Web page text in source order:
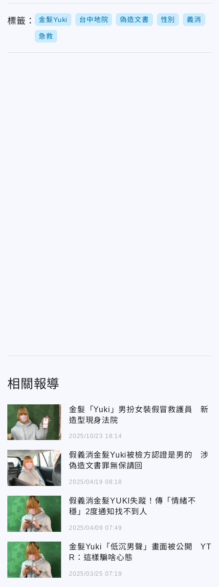
標籤： 金髮Yuki 台中地院 偽造文書 性別 義消
急救
相關報導
金髮「Yuki」男扮女裝假冒救護員 新
造型現身法院
2025/10/23 18:14
假義消金髮Yuki被檢方認證是男的 涉
偽造文書罪無保請回
2025/04/19 08:18
假義消金髮YUKI失蹤！傳「情緒不
穩」2度通知找不到人
2025/04/09 07:49
金髮Yuki「低沉男聲」畫面被公開 YT
R：這樣騙啥心態
2025/03/25 07:19